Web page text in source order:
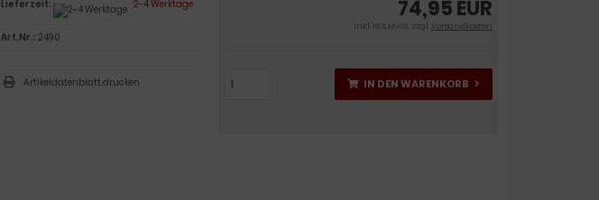
74,95 EUR
inkl. 19 % MwSt. zzgl.Versandkosten
IN DEN WARENKORB
Lieferzeit: 2-4 Werktage
Art.Nr.: 2490
Artikeldatenblatt drucken